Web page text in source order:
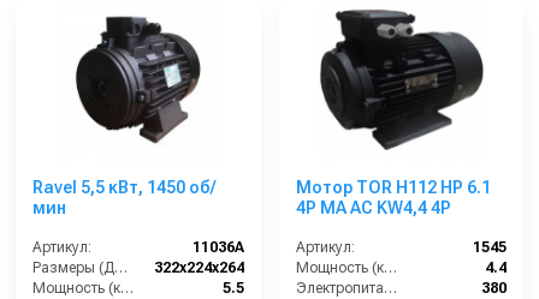
Ravel 5,5 кВт, 1450 об/
мин
Артикул:
11036A
Размеры (ДхШхВ):
322х224х264
Мощность (кВт):
5.5
Мотор TOR H112 HP 6.1
4P MA AC KW4,4 4P
Артикул:
1545
Мощность (кВт):
4.4
Электропитание (В):
380